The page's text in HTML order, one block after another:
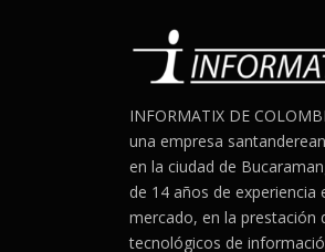
INFORMATIX DE
una empresa
en la ciudad de
de 14 años de experiencia
mercado, en la prestación
tecnológicos de